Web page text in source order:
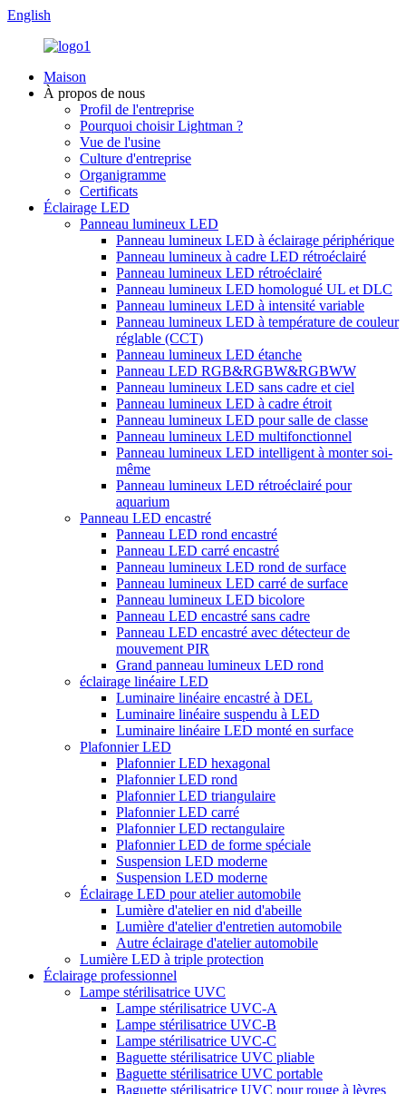
English
Maison
À propos de nous
Profil de l'entreprise
Pourquoi choisir Lightman ?
Vue de l'usine
Culture d'entreprise
Organigramme
Certificats
Éclairage LED
Panneau lumineux LED
Panneau lumineux LED à éclairage périphérique
Panneau lumineux à cadre LED rétroéclairé
Panneau lumineux LED rétroéclairé
Panneau lumineux LED homologué UL et DLC
Panneau lumineux LED à intensité variable
Panneau lumineux LED à température de couleur
réglable (CCT)
Panneau lumineux LED étanche
Panneau LED RGB&RGBW&RGBWW
Panneau lumineux LED sans cadre et ciel
Panneau lumineux LED à cadre étroit
Panneau lumineux LED pour salle de classe
Panneau lumineux LED multifonctionnel
Panneau lumineux LED intelligent à monter soi-
même
Panneau lumineux LED rétroéclairé pour
aquarium
Panneau LED encastré
Panneau LED rond encastré
Panneau LED carré encastré
Panneau lumineux LED rond de surface
Panneau lumineux LED carré de surface
Panneau lumineux LED bicolore
Panneau LED encastré sans cadre
Panneau LED encastré avec détecteur de
mouvement PIR
Grand panneau lumineux LED rond
éclairage linéaire LED
Luminaire linéaire encastré à DEL
Luminaire linéaire suspendu à LED
Luminaire linéaire LED monté en surface
Plafonnier LED
Plafonnier LED hexagonal
Plafonnier LED rond
Plafonnier LED triangulaire
Plafonnier LED carré
Plafonnier LED rectangulaire
Plafonnier LED de forme spéciale
Suspension LED moderne
Suspension LED moderne
Éclairage LED pour atelier automobile
Lumière d'atelier en nid d'abeille
Lumière d'atelier d'entretien automobile
Autre éclairage d'atelier automobile
Lumière LED à triple protection
Éclairage professionnel
Lampe stérilisatrice UVC
Lampe stérilisatrice UVC-A
Lampe stérilisatrice UVC-B
Lampe stérilisatrice UVC-C
Baguette stérilisatrice UVC pliable
Baguette stérilisatrice UVC portable
Baguette stérilisatrice UVC pour rouge à lèvres